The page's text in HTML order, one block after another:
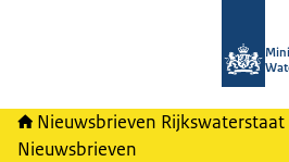
Nieuwsbrieven Rijkswaterstaat
Nieuwsbrieven